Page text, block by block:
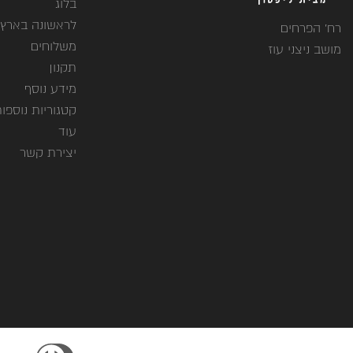
רח' הפרחים
מושב ניצני עוז
בלוג
לראשונה בארץ
משלוחים
תקנון
מידע נוסף
קטגוריות
עוד
יצירת קשר